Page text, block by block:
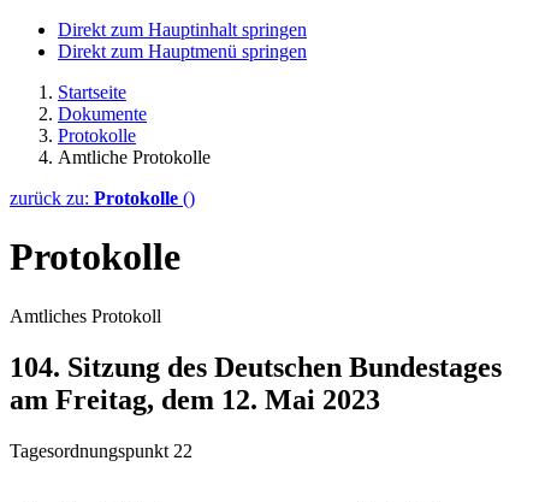
Direkt zum Hauptinhalt springen
Direkt zum Hauptmenü springen
Startseite
Dokumente
Protokolle
Amtliche Protokolle
zurück zu: Protokolle ()
Protokolle
Amtliches Protokoll
104. Sitzung des Deutschen Bundestages
am Freitag, dem 12. Mai 2023
Tagesordnungspunkt 22